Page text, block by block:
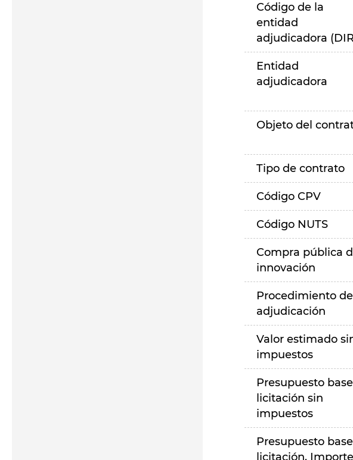
Código de la
entidad
adjudicadora
Entidad
adjudicadora
Objeto del
Tipo de contrato
Código CPV
Código NUTS
Compra pública
innovación
Procedimiento de
adjudicación
Valor estimado
impuestos
Presupuesto base
licitación sin
impuestos
Presupuesto base
licitación. Importe